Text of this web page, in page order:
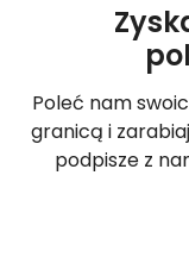
Poleć nam
granicą i
podpisze z